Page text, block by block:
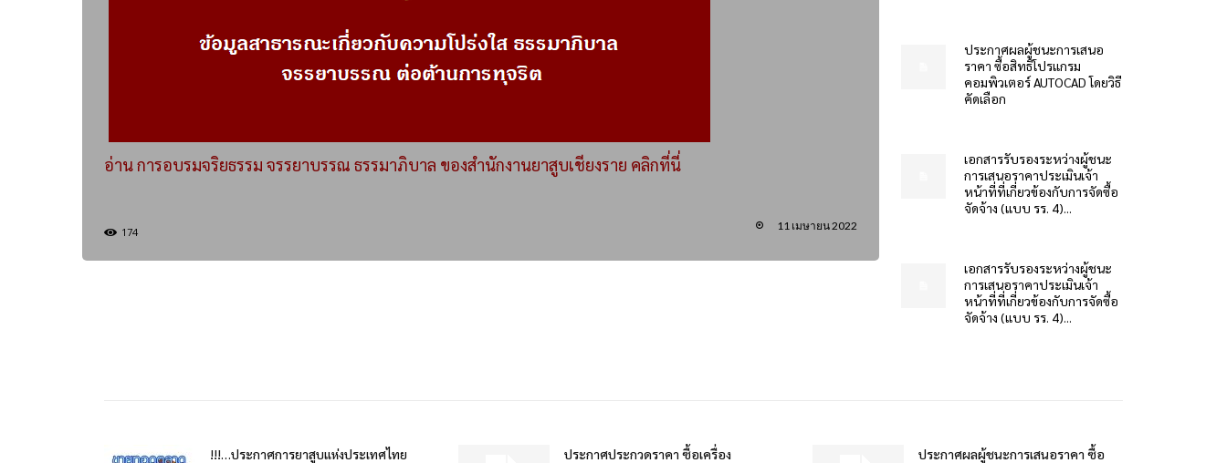
อ่าน การอบรมจริยธรรม จรรยาบรรณ ธรรมาภิบาล ของสำนักงานยาสูบเชียงราย คลิกที่นี่
174 11 เมษายน 2022
ประกาศผลผู้ชนะการเสนอ
ราคา ซื้อสิทธิโปรแกรม
คอมพิวเตอร์ AUTOCAD โดยวิธี
คัดเลือก
เอกสารรับรองระหว่างผู้ชนะ
การเสนอราคาประเมินเจ้า
หน้าที่ที่เกี่ยวข้องกับการจัดซื้อ
จัดจ้าง (แบบ รร. 4)...
เอกสารรับรองระหว่างผู้ชนะ
การเสนอราคาประเมินเจ้า
หน้าที่ที่เกี่ยวข้องกับการจัดซื้อ
จัดจ้าง (แบบ รร. 4)...
!!!…ประกาศการยาสูบแห่งประเทศไทย
ประกาศประกวดราคา ซื้อเครื่อง
ประกาศผลผู้ชนะการเสนอราคา ซื้อ